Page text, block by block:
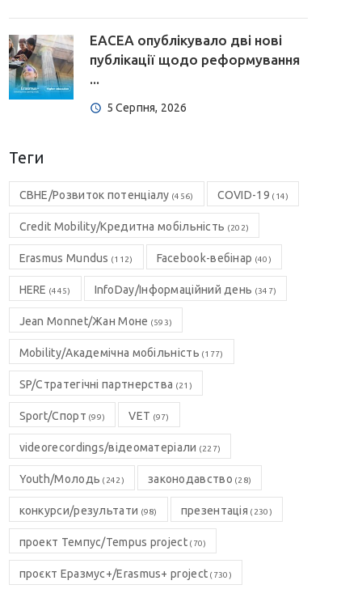
EACEA опублікувало дві нові
публікації щодо реформування
...
5 Серпня, 2026
Теги
CBHE/Розвиток потенціалу (456) COVID-19 (14)
Credit Mobility/Кредитна мобільність (202)
Erasmus Mundus (112) Facebook-вебінар (40)
HERE (445) InfoDay/Інформаційний день (347)
Jean Monnet/Жан Моне (593)
Mobility/Академічна мобільність (177)
SP/Стратегічні партнерства (21)
Sport/Спорт (99) VET (97)
videorecordings/відеоматеріали (227)
Youth/Молодь (242) законодавство (28)
конкурси/результати (98) презентація (230)
проект Темпус/Tempus project(70)
проєкт Еразмус+/Erasmus+ project (730)